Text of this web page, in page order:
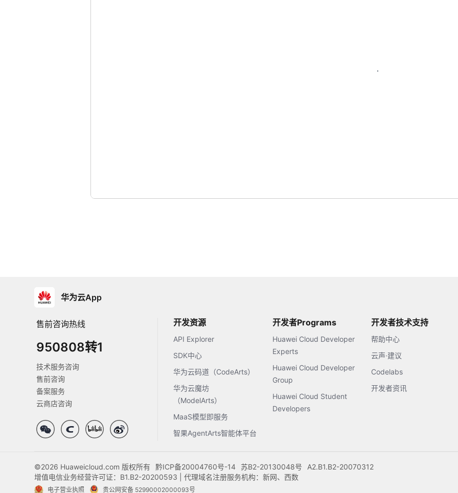
华为云App
售前咨询热线
950808转1
技术服务咨询
售前咨询
备案服务
云商店咨询
开发资源
API Explorer
SDK中心
华为云码道（CodeArts）
华为云魔坊
（ModelArts）
MaaS模型即服务
智果AgentArts智能体平台
开发者Programs
Huawei Cloud Developer
Experts
Huawei Cloud Developer
Group
Huawei Cloud Student
Developers
开发者技术支持
帮助中心
云声·建议
Codelabs
开发者资讯
©2026 Huaweicloud.com 版权所有 黔ICP备20004760号-14 苏B2-20130048号
A2.B1.B2-20070312
增值电信业务经营许可证：B1.B2-20200593 | 代理域名注册服务机构：新网、西数
电子营业执照 贵公网安备 52990002000093号